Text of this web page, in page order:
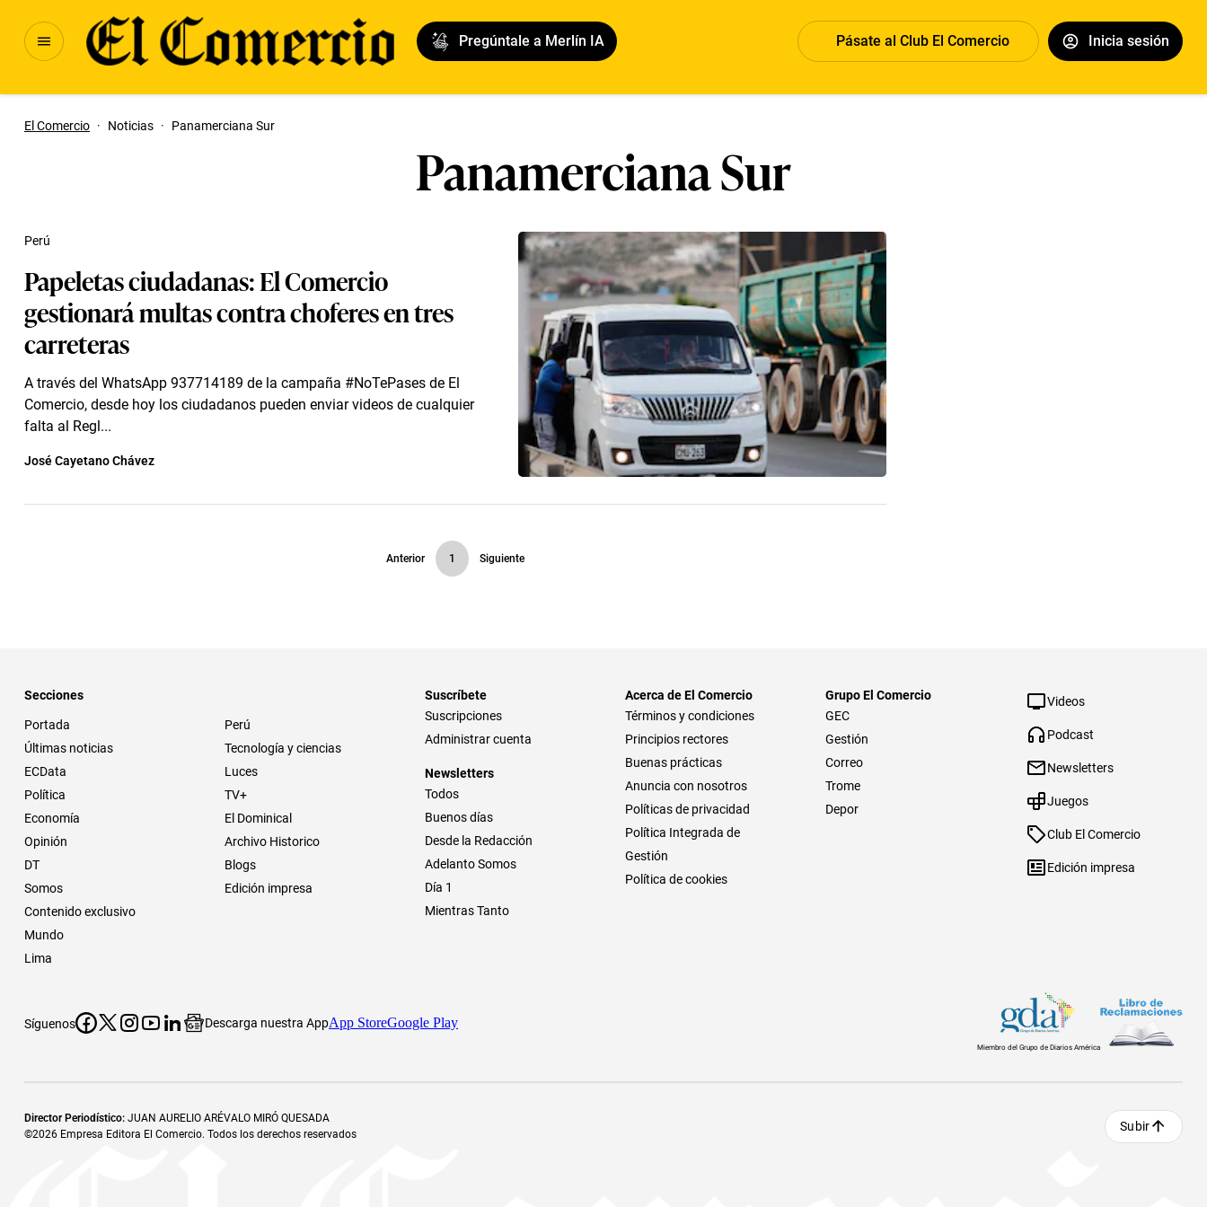
Pregúntale a Merlín IA Pásate al Club El Comercio Inicia sesión
El Comercio · Noticias · Panamerciana Sur
Panamerciana Sur
Papeletas ciudadanas: El Comercio
gestionará multas contra choferes en tres
carreteras
A través del WhatsApp 937714189 de la campaña #NoTePases de El
Comercio, desde hoy los ciudadanos pueden enviar videos de cualquier
falta al Regl...
Perú
José Cayetano Chávez
Anterior 1 Siguiente
Secciones
Portada
Últimas noticias
ECData
Política
Economía
Opinión
DT
Somos
Contenido exclusivo
Mundo
Lima
Perú
Tecnología y ciencias
Luces
TV+
El Dominical
Archivo Historico
Blogs
Edición impresa
Suscríbete
Suscripciones
Administrar cuenta
Newsletters
Todos
Buenos días
Desde la Redacción
Adelanto Somos
Día 1
Mientras Tanto
Acerca de El Comercio
Términos y condiciones
Principios rectores
Buenas prácticas
Anuncia con nosotros
Políticas de privacidad
Política Integrada de
Gestión
Política de cookies
Grupo El Comercio
GEC
Gestión
Correo
Trome
Depor
Videos
Podcast
Newsletters
Juegos
Club El Comercio
Edición impresa
Síguenos Descarga nuestra AppApp StoreGoogle Play
Miembro del Grupo de Diarios América
Director Periodístico: JUAN AURELIO ARÉVALO MIRÓ QUESADA
©2026 Empresa Editora El Comercio. Todos los derechos reservados
Subir